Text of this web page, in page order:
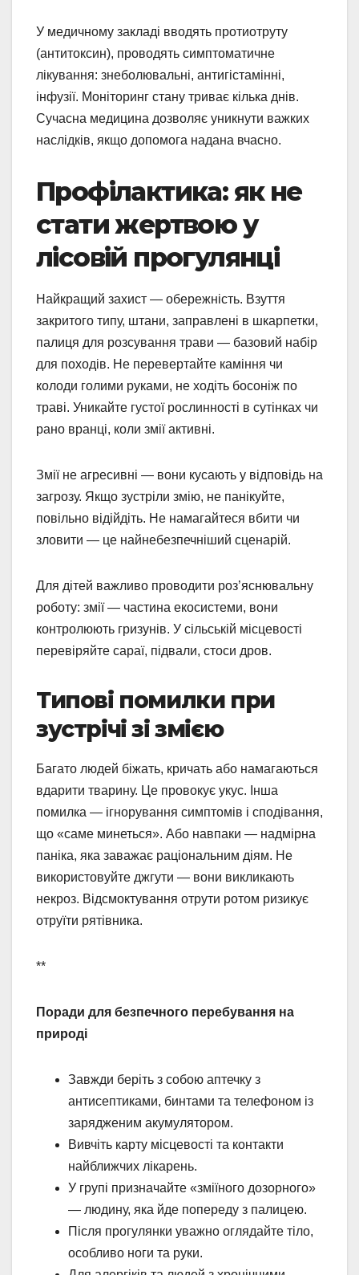
У медичному закладі вводять протиотруту
(антитоксин), проводять симптоматичне
лікування: знеболювальні, антигістамінні,
інфузії. Моніторинг стану триває кілька днів.
Сучасна медицина дозволяє уникнути важких
наслідків, якщо допомога надана вчасно.
Профілактика: як не
стати жертвою у
лісовій прогулянці
Найкращий захист — обережність. Взуття
закритого типу, штани, заправлені в шкарпетки,
палиця для розсування трави — базовий набір
для походів. Не перевертайте каміння чи
колоди голими руками, не ходіть босоніж по
траві. Уникайте густої рослинності в сутінках чи
рано вранці, коли змії активні.
Змії не агресивні — вони кусають у відповідь на
загрозу. Якщо зустріли змію, не панікуйте,
повільно відійдіть. Не намагайтеся вбити чи
зловити — це найнебезпечніший сценарій.
Для дітей важливо проводити роз’яснювальну
роботу: змії — частина екосистеми, вони
контролюють гризунів. У сільській місцевості
перевіряйте сараї, підвали, стоси дров.
Типові помилки при
зустрічі зі змією
Багато людей біжать, кричать або намагаються
вдарити тварину. Це провокує укус. Інша
помилка — ігнорування симптомів і сподівання,
що «саме минеться». Або навпаки — надмірна
паніка, яка заважає раціональним діям. Не
використовуйте джгути — вони викликають
некроз. Відсмоктування отрути ротом ризикує
отруїти рятівника.
**
Поради для безпечного перебування на
природі
Завжди беріть з собою аптечку з
антисептиками, бинтами та телефоном із
зарядженим акумулятором.
Вивчіть карту місцевості та контакти
найближчих лікарень.
У групі призначайте «зміїного дозорного»
— людину, яка йде попереду з палицею.
Після прогулянки уважно оглядайте тіло,
особливо ноги та руки.